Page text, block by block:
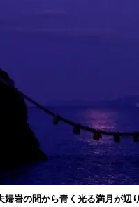
婦岩の間から青く光る満月が辺